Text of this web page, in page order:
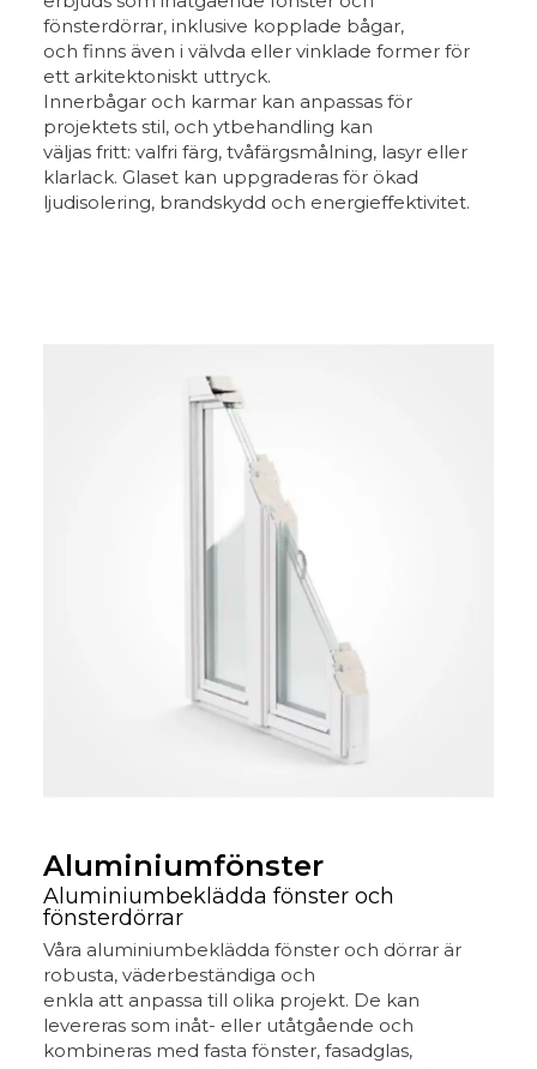
fönsterdörrar, inklusive kopplade bågar,
och finns även i välvda eller vinklade former för
ett arkitektoniskt uttryck.
Innerbågar och karmar kan anpassas för
projektets stil, och ytbehandling kan
väljas fritt: valfri färg, tvåfärgsmålning, lasyr eller
klarlack. Glaset kan uppgraderas för ökad
ljudisolering, brandskydd och energieffektivitet.
Aluminiumfönster
Aluminiumbeklädda fönster och
fönsterdörrar
Våra aluminiumbeklädda fönster och dörrar är
robusta, väderbeständiga och
enkla att anpassa till olika projekt. De kan
levereras som inåt- eller utåtgående och
kombineras med fasta fönster, fasadglas,